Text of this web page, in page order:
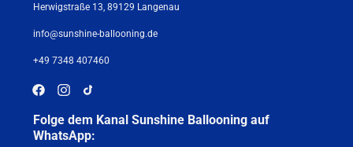
Herwigstraße 13, 89129 Langenau
info@sunshine-ballooning.de
+49 7348 407460
Folge dem Kanal Sunshine Ballooning auf
WhatsApp: